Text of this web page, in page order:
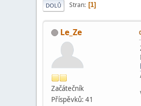
DOLŮ Stran 1
Le_Ze
Začátečník
Příspěvků: 41